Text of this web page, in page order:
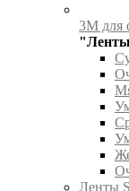
3М для
Ленты